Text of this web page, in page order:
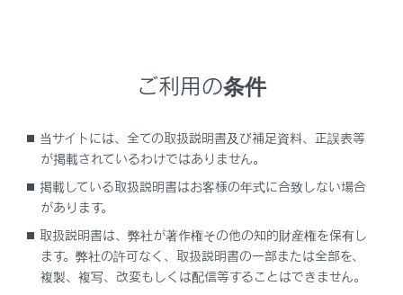
0800-500-5577
※手話通訳サービスによるお問い合わせ
こちらからお気軽に利用ください。
QRコードはこちら
ご利用の条件
当サイトには、全ての取扱説明書及び補足資料、正誤表等
が掲載されているわけではありません。
掲載している取扱説明書はお客様の年式に合致しない場合
があります。
取扱説明書は、弊社が著作権その他の知的財産権を保有し
ます。弊社の許可なく、取扱説明書の一部または全部を、
複製、複写、改変もしくは配信等することはできません。